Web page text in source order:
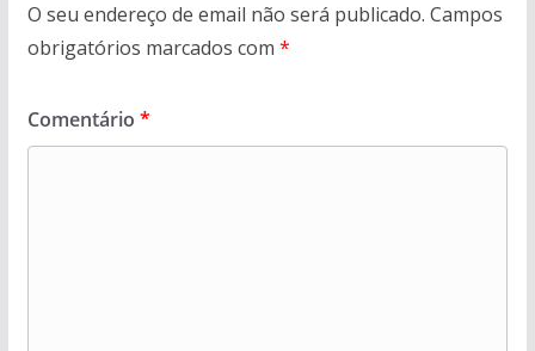
O seu endereço de email não será publicado. Campos
obrigatórios marcados com *
Comentário *